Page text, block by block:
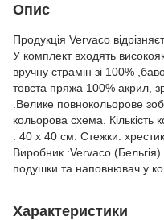
Опис
Продукція Vervaco
У комплект входять
вручну страмін зі 100%
товста пряжа 100% акрил,
.Велике повнокольорове
кольорова схема. Кількість
: 40 x 40 см. Стежки:
Виробник :Vervaco
подушки та наповнювач у
Характеристики